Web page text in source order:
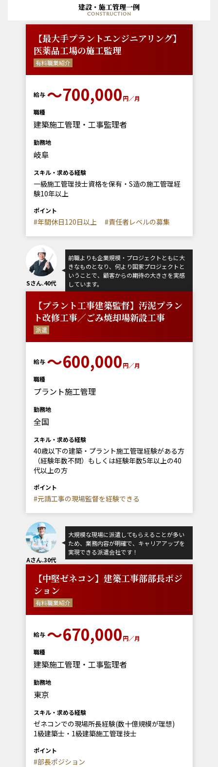
建設・施工管理一例
construction
【最大手プラントエンジニアリング】
医薬品工場の施工監理
有料職業紹介
給与 〜700,000円／月
職種
建築施工管理・工事監理者
勤務地
岐阜
スキル・求める経験
一級施工管理技士資格を保有・S造の施工管理経
験10年以上
ポイント
#年間休日120日以上 #責任者レベルの募集
Sさん.40代
前職よりも企業規模・プロジェクトともに大
きなものとなり、何より国家プロジェクトと
いうことで、顧客からの期待の大きさを実感
しています。
【プラント工事建築監督】汚泥プラン
ト改修工事／ごみ焼却場新設工事
派遣
給与 ～600,000円／月
職種
プラント施工管理
勤務地
全国
スキル・求める経験
40歳以下の建築・プラント施工管理経験がある方
（経験年数不問）もしくは経験年数5年以上の40
代以上の方
ポイント
#元請工事の現場監督を経験できる
Aさん.30代
大規模な現場に派遣してもらえることが多い
ため、業務内容が明確で、キャリアアップを
実現できる派遣会社です！
【中堅ゼネコン】建築工事部部長ポジ
ション
有料職業紹介
給与 〜670,000円／月
職種
建築施工管理・工事監理者
勤務地
東京
スキル・求める経験
ゼネコンでの現場所長経験(数十億規模が理想)
1級建築士・1級建築施工管理技士
ポイント
#部長ポジション